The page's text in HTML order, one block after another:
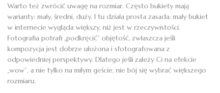
Warto też zwrócić uwagę na rozmiar. Często bukiety mają
warianty: mały, średni, duży. I tu działa prosta zasada: mały bukiet
w internecie wygląda większy, niż jest w rzeczywistości.
Fotografia potrafi „podkręcić” objętość, zwłaszcza jeśli
kompozycja jest dobrze ułożona i sfotografowana z
odpowiedniej perspektywy. Dlatego jeśli zależy Ci na efekcie
„wow”, a nie tylko na miłym geście, nie bój się wybrać większego
rozmiaru.